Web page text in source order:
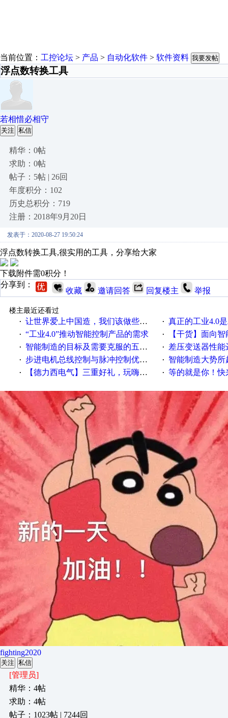
当前位置： 工控论坛 > 产品 > 自动化软件 > 软件资料 我要发帖
浮点数转换工具
若相惜必相守
关注 私信
精华：0帖
求助：0帖
帖子：5帖 | 26回
年度积分：102
历史总积分：719
注册：2018年9月20日
发表于：2020-08-27 19:50:24
浮点数转换工具,很实用的工具，分享给大家
下载附件需0积分！
分享到：
收藏 邀请回答 回复楼主 举报
楼主最近还看过
· 让世界爱上中国造，我们该做些什么 · 真正的工业4.0
· “工业4.0”推动智能控制产品的需求 · 【干货】面向
· 智能制造的目标及需要克服的五个障碍 · 差压变送器性能达
· 步进电机总线控制与脉冲控制优缺点 · 智能制造大势所趋
· 【德力西电气】三重好礼，玩嗨夏日！ · 等的就是你！快来
fighting2020
关注 私信
[管理员]
精华：4帖
求助：4帖
帖子：1023帖 | 7244回